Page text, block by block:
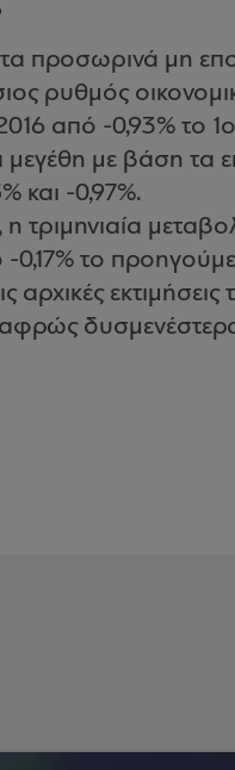
προσωρινά μη
ρυθμός
από -0,93% το
μεγέθη με βάση τα
και -0,97%.
η τριμηνιαία
-0,17% το
αρχικές